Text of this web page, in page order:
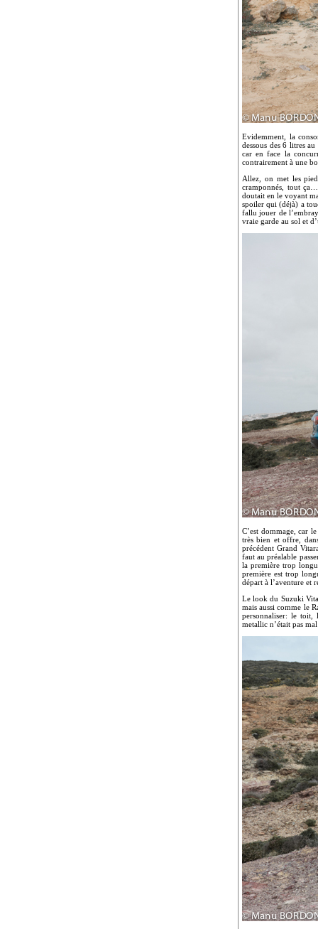
Evidemment, la
dessous des 6 litres
car en face la
contrairement à une
Allez, on met les
cramponnés, tout
doutait en le voyant
spoiler qui (déjà) a
fallu jouer de
vraie garde au sol et
C’est dommage, car
très bien et offre,
précédent Grand
faut au préalable
la première trop
première est trop
départ à l’aventure et
Le look du Suzuki
mais aussi comme le
personnaliser: le toit,
metallic n’était pas